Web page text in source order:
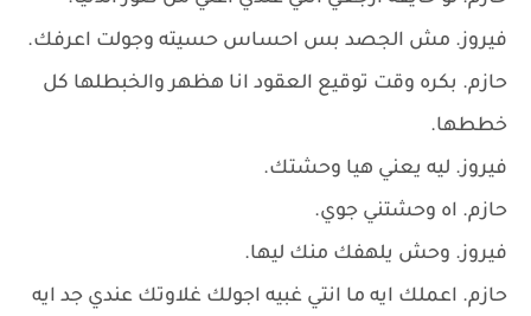
فيروز. مش الجصد بس احساس حسيته وجولت اعرفك.
حازم. بكره وقت توقيع العقود انا هظهر والخبطلها كل
خططها.
فيروز. ليه يعني هيا وحشتك.
حازم. اه وحشتني جوي.
فيروز. وحش يلهفك منك ليها.
حازم. اعملك ايه ما انتي غبيه اجولك غلاوتك عندي جد ايه